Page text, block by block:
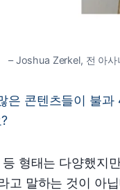
– Joshua Zerkel, 전 아사
은 콘텐츠들이 불
형태는 다양했지
고 말하는 것이 아